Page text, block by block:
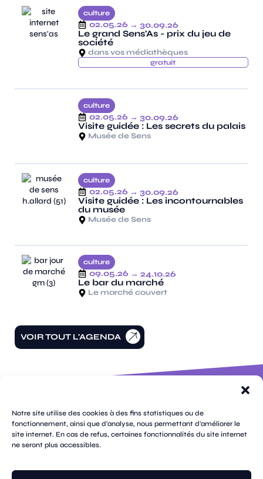
Notre site utilise des cookies à des fins statistiques ou de
fonctionnement, ainsi que d'analyse, nous permettant d'améliorer le
site internet. En cas de refus, certaines fonctionnalités du site internet
ne seront plus accessibles.
culture
02.05.26 → 30.09.26
Le grand Sens'As - prix du jeu de
société
dans vos médiathèques
gratuit
culture
02.05.26 → 30.09.26
Visite guidée : Les secrets du palais
Musée de Sens
culture
02.05.26 → 30.09.26
Visite guidée : Les incontournables
du musée
Musée de Sens
culture
09.05.26 → 24.10.26
Le bar du marché
Le marché couvert
VOIR TOUT L'AGENDA
de la
république
CS
70809
89108
Cedex
facebook
instagram
threads
tikwhatsapp
linkedin
youtube
twitter
pages
plan